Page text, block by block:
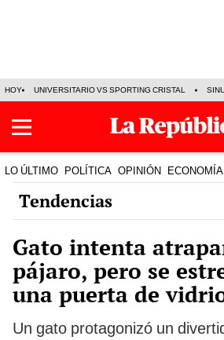
HOY UNIVERSITARIO VS SPORTING CRISTAL
LO ÚLTIMO POLÍTICA OPINIÓN ECONOMÍA
Tendencias
Gato intenta
pájaro, pero se
una puerta de
Un gato protagonizó un